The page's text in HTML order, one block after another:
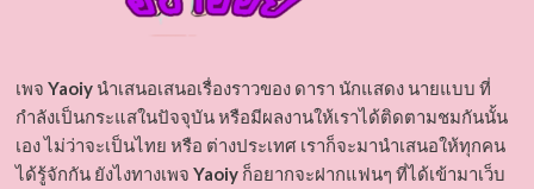
เพจ Yaoiyนำเสนอเสนอเรื่องราวของ ดารา นักแสดง นายแบบ ที่
กำลังเป็นกระแสในปัจจุบัน หรือมีผลงานให้เราได้ติดตามชมกันนั้น
เอง ไม่ว่าจะเป็นไทย หรือ ต่างประเทศ เราก็จะมานำเสนอให้ทุกคน
ได้รู้จักกัน ยังไงทางเพจ Yaoiyก็อยากจะฝากแฟนๆ ที่ได้เข้ามาเว็บ